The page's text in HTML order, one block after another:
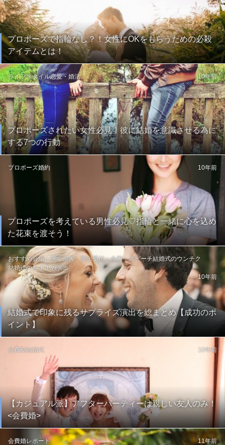
プロポーズで指輪なし？！女性にOKをもらうための必殺
アイテムとは！
プロポーズされたい女性必見！彼に結婚を意識させる為に
する7つの行動
ライフスタイル恋愛・婚活 10年前
プロポーズを考えている男性必見♡指輪と一緒に心を込め
た花束を渡そう！
プロポーズ婚約 10年前
結婚式で印象に残るサプライズ演出を総まとめ【成功のポ
イント】
おすすめ会場・演出余興・演出受付・余興・スピーチ結婚式のウンチク
結婚式のおすすめ演出
10年前
【カジュアル派】アフターパーティーは親しい友人のみ！
<会費婚>
会費制結婚式 10年前
会費婚レポート 11年前